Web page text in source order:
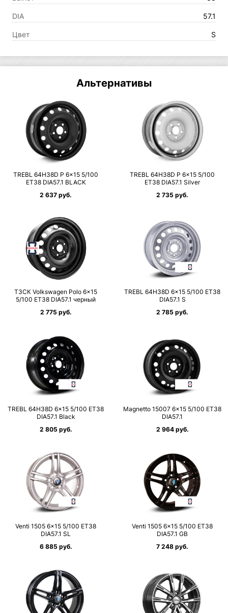
DIA 57.1
Цвет S
Альтернативы
TREBL 64H38D P 6×15 5/100
ET38 DIA57.1 BLACK
2 637 руб.
TREBL 64H38D P 6×15 5/100
ET38 DIA57.1 Silver
2 735 руб.
ТЗСК Volkswagen Polo 6×15
5/100 ET38 DIA57.1 черный
2 775 руб.
TREBL 64H38D 6×15 5/100 ET38
DIA57.1 S
2 785 руб.
TREBL 64H38D 6×15 5/100 ET38
DIA57.1 Black
2 805 руб.
Magnetto 15007 6×15 5/100 ET38
DIA57.1
2 964 руб.
Venti 1505 6×15 5/100 ET38
DIA57.1 SL
6 885 руб.
Venti 1505 6×15 5/100 ET38
DIA57.1 GB
7 248 руб.